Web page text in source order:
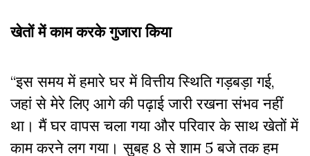
खेतों में काम करके गुजारा किया
“इस समय में हमारे घर में वित्तीय स्थिति गड़बड़ा गई,
जहां से मेरे लिए आगे की पढ़ाई जारी रखना संभव नहीं
था। मैं घर वापस चला गया और परिवार के साथ खेतों में
काम करने लग गया। सुबह 8 से शाम 5 बजे तक हम